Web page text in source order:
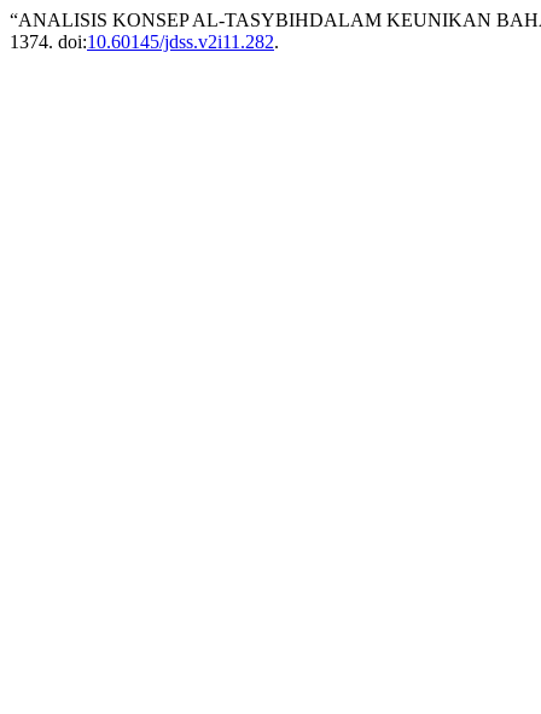
“ANALISIS KONSEP AL-TASYBIHDALAM KEUNIKAN
1374. doi:10.60145/jdss.v2i11.282.